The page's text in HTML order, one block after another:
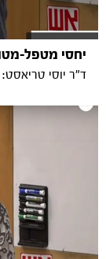
יחסי מטפל-
ד"ר יוסי טריאסט: מושב 1